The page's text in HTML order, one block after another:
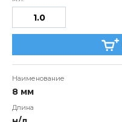
8 мм